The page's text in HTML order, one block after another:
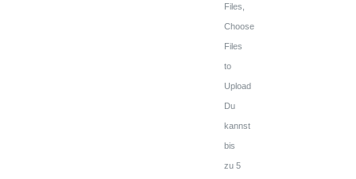
Files,
Choose
Files
to
Upload
Du
kannst
bis
zu 5